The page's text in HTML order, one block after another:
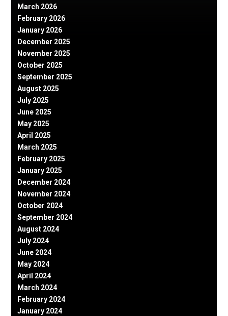
March 2026
February 2026
January 2026
December 2025
November 2025
October 2025
September 2025
August 2025
July 2025
June 2025
May 2025
April 2025
March 2025
February 2025
January 2025
December 2024
November 2024
October 2024
September 2024
August 2024
July 2024
June 2024
May 2024
April 2024
March 2024
February 2024
January 2024